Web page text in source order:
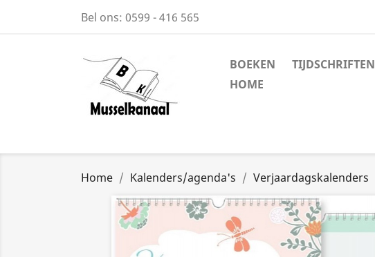
Bel ons: 0599 - 416 565
BOEKEN TIJDSCHRIFTEN
HOME
Home Kalenders/agenda's Verjaardagskalenders